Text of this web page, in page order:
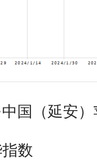
国（延安
数